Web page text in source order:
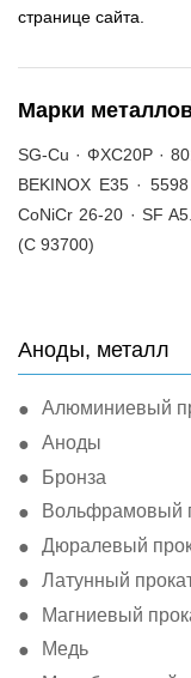
Аноды, металл
Алюминиевый
Аноды
Бронза
Вольфрамовый
Дюралевый
Латунный
Магниевый
Медь
странице сайта.
Марки
SG-Cu · ФХС20Р ·
BEKINOX E35 ·
CoNiCr 26-20 · SF
(C 93700)